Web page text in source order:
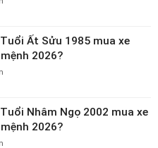
Ất Sửu 1985 mua xe
2026?
Nhâm Ngọ 2002 mua xe
2026?